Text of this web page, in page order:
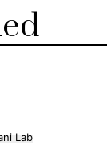
Lab